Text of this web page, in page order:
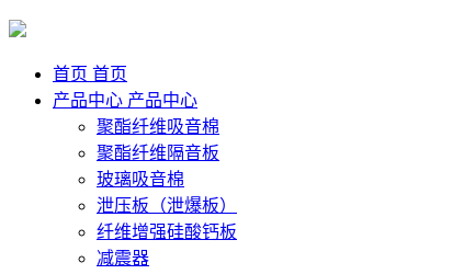
首页 首页
产品中心 产品中心
聚酯纤维吸音棉
聚酯纤维隔音板
玻璃吸音棉
泄压板（泄爆板）
纤维增强硅酸钙板
减震器